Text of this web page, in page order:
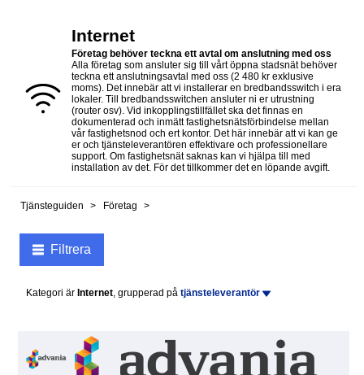
Internet
Företag behöver teckna ett avtal om anslutning med oss
Alla företag som ansluter sig till vårt öppna stadsnät behöver
teckna ett anslutningsavtal med oss (2 480 kr exklusive
moms). Det innebär att vi installerar en bredbandsswitch i era
lokaler. Till bredbandsswitchen ansluter ni er utrustning
(router osv). Vid inkopplingstillfället ska det finnas en
dokumenterad och inmätt fastighetsnätsförbindelse mellan
vår fastighetsnod och ert kontor. Det här innebär att vi kan ge
er och tjänsteleverantören effektivare och professionellare
support. Om fastighetsnät saknas kan vi hjälpa till med
installation av det. För det tillkommer det en löpande avgift.
Tjänsteguiden Företag
Filtrera
Kategori är Internet , grupperad på tjänsteleverantör